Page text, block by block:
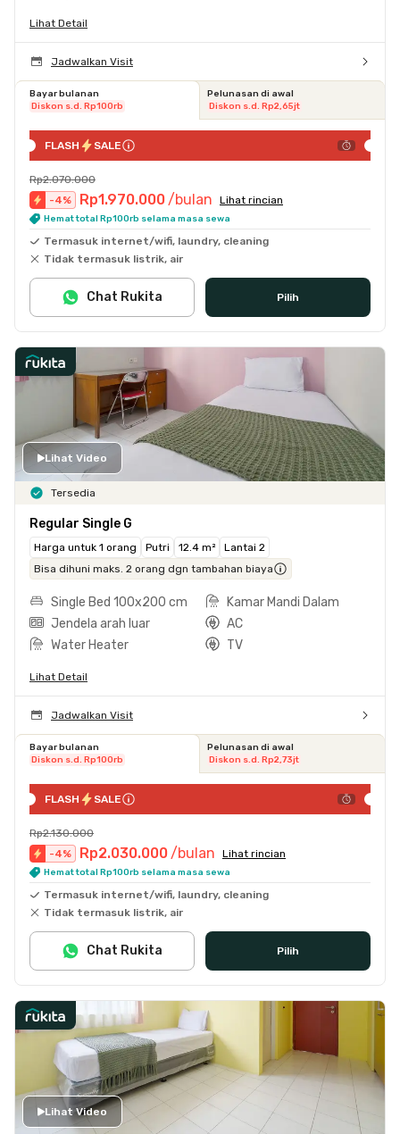
Lihat Detail
Jadwalkan Visit
Bayar bulanan
Diskon s.d. Rp100rb
Pelunasan di awal
Diskon s.d. Rp2,65jt
FLASH SALE
Rp2.070.000
-4% Rp1.970.000 /bulan Lihat rincian
Hemat total Rp100rb selama masa sewa
Termasuk internet/wifi, laundry, cleaning
Tidak termasuk listrik, air
Pilih
Chat Rukita
Lihat Video
Tersedia
Regular Single G
Harga untuk 1 orang Putri 12.4 m²
Lantai 2
Bisa dihuni maks. 2 orang dgn tambahan biaya
Single Bed 100x200 cm
Kamar Mandi Dalam
Jendela arah luar
AC
Water Heater
TV
Lihat Detail
Jadwalkan Visit
Bayar bulanan
Diskon s.d. Rp100rb
Pelunasan di awal
Diskon s.d. Rp2,73jt
FLASH SALE
Rp2.130.000
-4% Rp2.030.000 /bulan Lihat rincian
Hemat total Rp100rb selama masa sewa
Termasuk internet/wifi, laundry, cleaning
Tidak termasuk listrik, air
Pilih
Chat Rukita
Lihat Video